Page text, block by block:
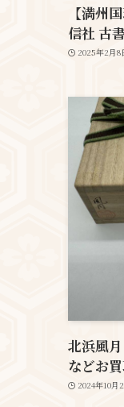
【満州
信社 古
2025年2月8
北浜風
などお
2024年10月